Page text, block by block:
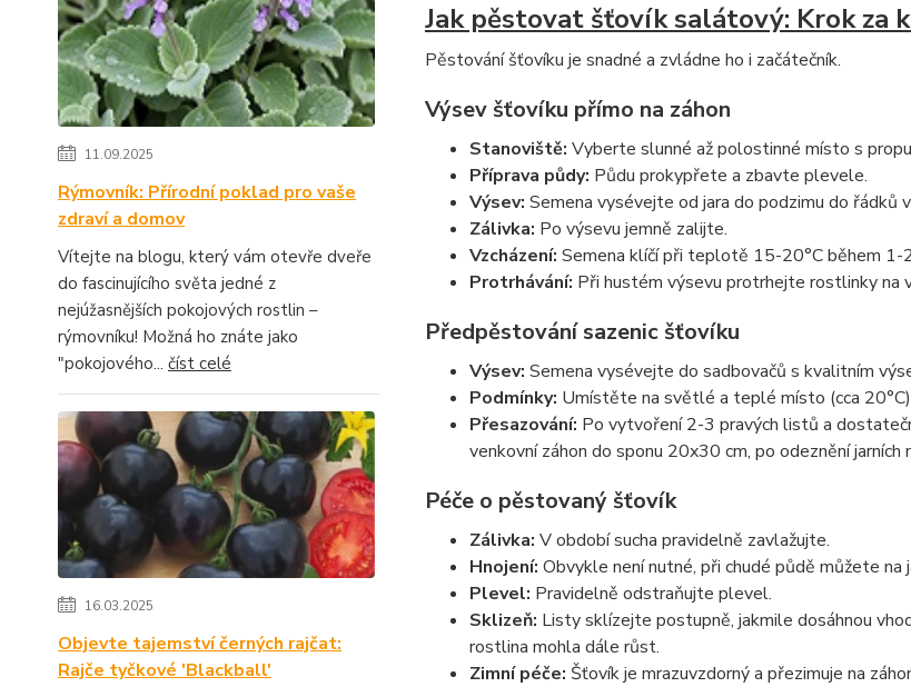
11.09.2025
Rýmovník: Přírodní poklad pro vaše
zdraví a domov
Vítejte na blogu, který vám otevře dveře
do fascinujícího světa jedné z
nejúžasnějších pokojových rostlin –
rýmovníku! Možná ho znáte jako
"pokojového... číst celé
16.03.2025
Objevte tajemství černých rajčat:
Rajče tyčkové 'Blackball'
Jak pěstovat šťovík salátový: Krok za
Pěstování šťovíku je snadné a zvládne ho i začátečník.
Výsev šťovíku přímo na záhon
Stanoviště: Vyberte slunné až polostinné místo s
Příprava půdy: Půdu prokypřete a zbavte plevele.
Výsev: Semena vysévejte od jara do podzimu do
Zálivka: Po výsevu jemně zalijte.
Vzcházení: Semena klíčí při teplotě 15-20°C během 1-
Protrhávání: Při hustém výsevu protrhejte rostlinky na
Předpěstování sazenic šťovíku
Výsev: Semena vysévejte do sadbovačů s kvalitním
Podmínky: Umístěte na světlé a teplé místo (cca
Přesazování: Po vytvoření 2-3 pravých listů a
venkovní záhon do sponu 20x30 cm, po odeznění jarních
Péče o pěstovaný šťovík
Zálivka: V období sucha pravidelně zavlažujte.
Hnojení: Obvykle není nutné, při chudé půdě můžete
Plevel: Pravidelně odstraňujte plevel.
Sklizeň: Listy sklízejte postupně, jakmile dosáhnou
rostlina mohla dále růst.
Zimní péče: Šťovík je mrazuvzdorný a přezimuje na